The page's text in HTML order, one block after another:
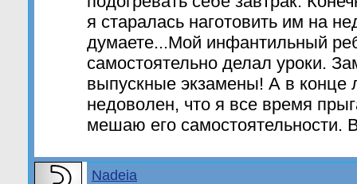
я старалась наготовить им на
думаете...Мой инфантильный
самостоятельно делал уроки.
выпускные экзамены! А в
недоволен, что я все время
мешаю его самостоятельности.
Nadeia